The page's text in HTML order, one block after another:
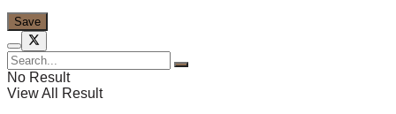
No Result
View All Result